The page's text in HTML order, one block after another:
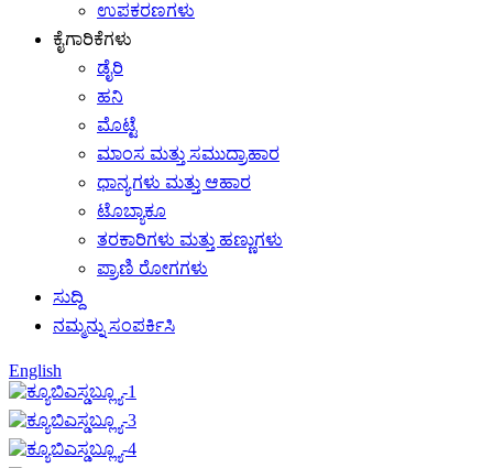
ಉಪಕರಣಗಳು
ಕೈಗಾರಿಕೆಗಳು
ಡೈರಿ
ಹನಿ
ಮೊಟ್ಟೆ
ಮಾಂಸ ಮತ್ತು ಸಮುದ್ರಾಹಾರ
ಧಾನ್ಯಗಳು ಮತ್ತು ಆಹಾರ
ಟೊಬ್ಯಾಕೂ
ತರಕಾರಿಗಳು ಮತ್ತು ಹಣ್ಣುಗಳು
ಪ್ರಾಣಿ ರೋಗಗಳು
ಸುದ್ದಿ
ನಮ್ಮನ್ನು ಸಂಪರ್ಕಿಸಿ
English